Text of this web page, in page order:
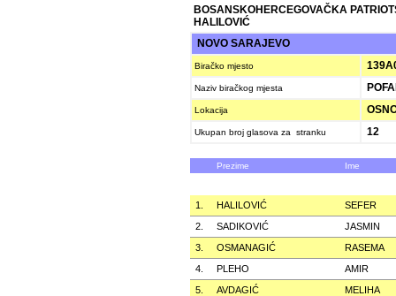
BOSANSKOHERCEGOVAČKA
HALILOVIĆ
NOVO SARAJEVO
Biračko mjesto
Naziv biračkog mjesta
Lokacija
Ukupan broj glasova za stranku 12
Prezime Ime
1. HALILOVIĆ
SEFER
2.
SADIKOVIĆ
JASMIN
3.
OSMANAGIĆ
RASEMA
4.
PLEHO
AMIR
5.
AVDAGIĆ MELIHA